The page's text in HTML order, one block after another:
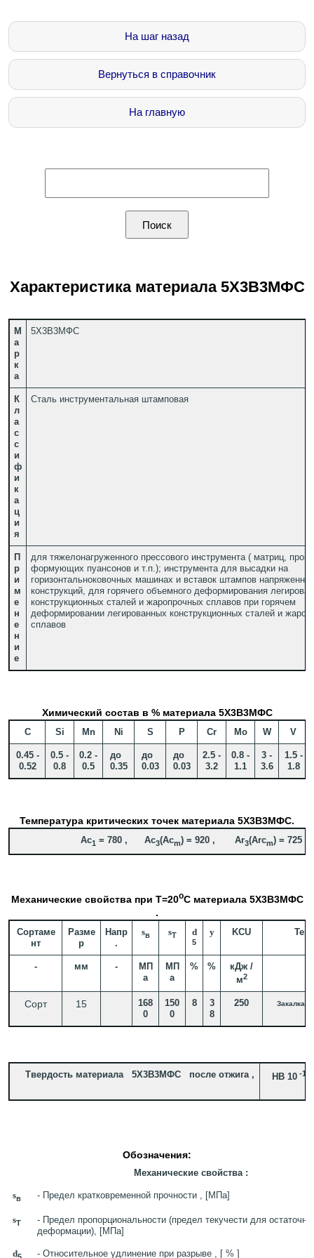
На шаг назад
Вернуться в справочник
На главную
Характеристика материала 5Х3В3МФС
М
а
р
к
а
5Х3В3МФС
К
л
а
с
с
и
ф
и
к
а
ц
и
я
Сталь инструментальная штамповая
П
р
и
м
е
н
е
н
и
е
для тяжелонагруженного прессового инструмента ( матриц,
формующих пуансонов и т.п.); инструмента для высадки на
горизонтальноковочных машинах и вставок штампов
конструкций, для горячего объемного деформирования
конструкционных сталей и жаропрочных сплавов при горячем
деформировании легированных конструкционных сталей и
сплавов
Химический состав в % материала 5Х3В3МФС
C Si Mn Ni S P Cr Mo W V
0.45 -
0.52
0.5 -
0.8
0.2 -
0.5
до
0.35
до
0.03
до
0.03
2.5 -
3.2
0.8 -
1.1
3 -
3.6
1.5 -
1.8
Температура критических точек материала 5Х3В3МФС.
Ac1 = 780 , Ac3(Acm) = 920 , Ar3(Arcm) = 725
Механические свойства при Т=20oС материала 5Х3В3МФС
.
Сортаме
нт
Разме
р
Напр
.
sв sT d
5
y KCU
- мм -
МП
а
МП
а
% %
кДж /
м2
Сорт 15
168
0
150
0
8
3
8
250
Закалка
Твердость материала 5Х3В3МФС после отжига , HB 10 -1
Обозначения:
Механические свойства :
sв - Предел кратковременной прочности , [МПа]
sT
- Предел пропорциональности (предел текучести для
деформации), [МПа]
d5 - Относительное удлинение при разрыве , [ % ]